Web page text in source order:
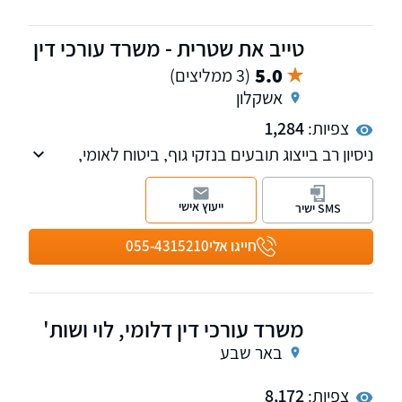
טייב את שטרית - משרד עורכי דין
5.0 (3 ממליצים)
אשקלון
צפיות:1,284
ניסיון רב בייצוג תובעים בנזקי גוף, ביטוח לאומי,
תאונות דרכים, תביעות ביטוח, תאונות עבודה,
רשלנות רפואית, משרד הביטחון.
חייגו אלי055-4315210
SMS ישיר ייעוץ אישי
משרד עורכי דין דלומי, לוי ושות'
באר שבע
צפיות:8,172